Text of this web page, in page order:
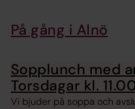
På gång i Alnö
Sopplunch med
Torsdagar kl.
Vi bjuder på soppa och